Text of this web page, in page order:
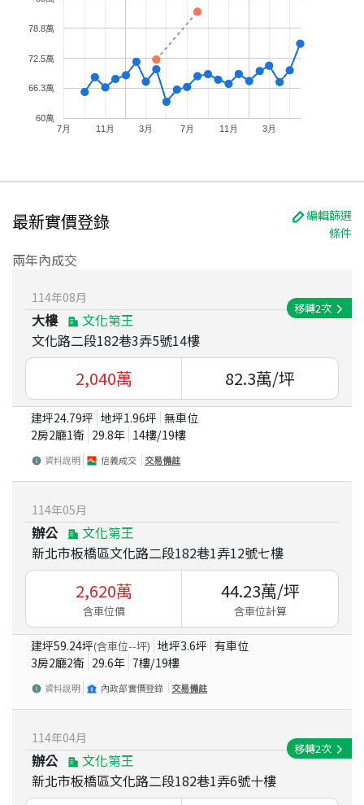
7月 11月 3月 7月 11月 3月
60萬
66.3萬
72.5萬
78.8萬
最新實價登錄
編輯篩選
條件
兩年內成交
114年08月
大樓
文化第王
文化路二段182巷3弄5號14樓
移轉2次
2,040萬 82.3萬/坪
建坪24.79坪 地坪1.96坪 無車位
2房2廳1衛 29.8年 14樓/19樓
資料說明 信義成交 交易備註
114年05月
辦公
文化第王
新北市板橋區文化路二段182巷1弄12號七樓
2,620萬
含車位價
44.23萬/坪
含車位計算
建坪59.24坪(含車位--坪) 地坪3.6坪 有車位
3房2廳2衛 29.6年 7樓/19樓
資料說明 內政部實價登錄 交易備註
114年04月
辦公
文化第王
新北市板橋區文化路二段182巷1弄6號十樓
移轉2次